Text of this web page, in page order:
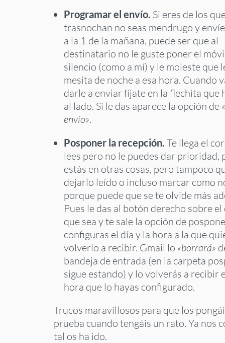
Programar el envío. Si eres de los
trasnochan no seas mendrugo y
a la 1 de la mañana, puede ser que al
destinatario no le guste poner el
silencio (como a mí) y le moleste que
mesita de noche a esa hora. Cuando
darle a enviar fíjate en la flechita que
al lado. Si le das aparece la opción de
envío».
Posponer la recepción. Te llega el
lees pero no le puedes dar prioridad,
estás en otras cosas, pero tampoco
dejarlo leído o incluso marcar como
porque puede que se te olvide más
Pues le das al botón derecho sobre
que sea y te sale la opción de
configuras el día y la hora a la que
volverlo a recibir. Gmail lo «borrará»
bandeja de entrada (en la carpeta
sigue estando) y lo volverás a recibir
hora que lo hayas configurado.
Trucos maravillosos para que los
prueba cuando tengáis un rato. Ya nos
tal os ha ido.